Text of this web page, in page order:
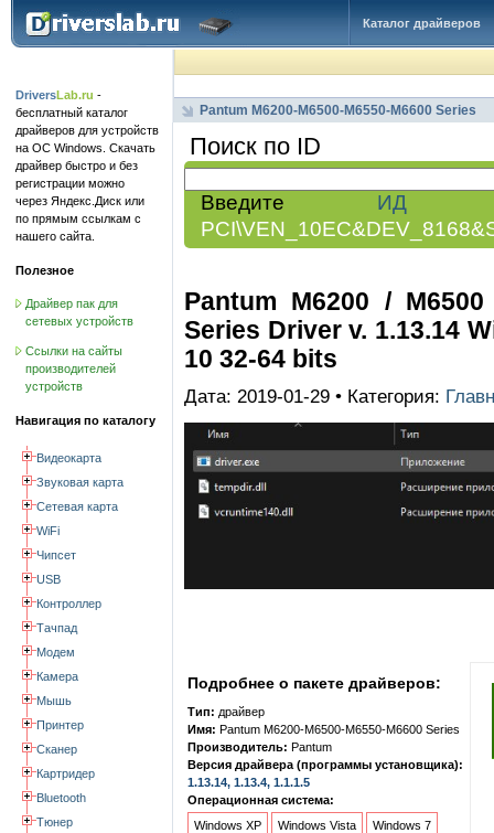
Каталог драйверов
DriversLab.ru -
бесплатный каталог
драйверов для устройств
на ОС Windows. Скачать
драйвер быстро и без
регистрации можно
через Яндекс.Диск или
по прямым ссылкам с
нашего сайта.
Полезное
Драйвер пак для
сетевых устройств
Ссылки на сайты
производителей
устройств
Навигация по каталогу
Видеокарта
Звуковая карта
Сетевая карта
WiFi
Чипсет
USB
Контроллер
Тачпад
Модем
Камера
Мышь
Принтер
Сканер
Картридер
Bluetooth
Тюнер
Pantum M6200-M6500-M6550-M6600 Series
Поиск по ID
Введите ИД
Pantum M6200 /
Series Driver v. 1.13.14
10 32-64 bits
Дата: 2019-01-29 • Категория:
Подробнее о пакете драйверов:
Тип: драйвер
Имя: Pantum M6200-M6500-M6550-M6600 Series
Производитель: Pantum
Версия драйвера (программы установщика):
1.13.14, 1.13.4, 1.1.1.5
Операционная система:
Windows XP
Windows Vista Windows 7